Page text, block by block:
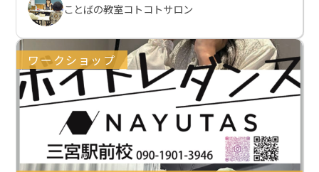
ことばの教室コトコトサロン
ワークショップ